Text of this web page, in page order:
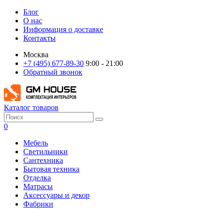
Блог
О нас
Информация о доставке
Контакты
Москва
+7 (495) 677-89-30 9:00 - 21:00
Обратный звонок
Каталог товаров
0
Мебель
Светильники
Сантехника
Бытовая техника
Отделка
Матрасы
Аксессуары и декор
Фабрики